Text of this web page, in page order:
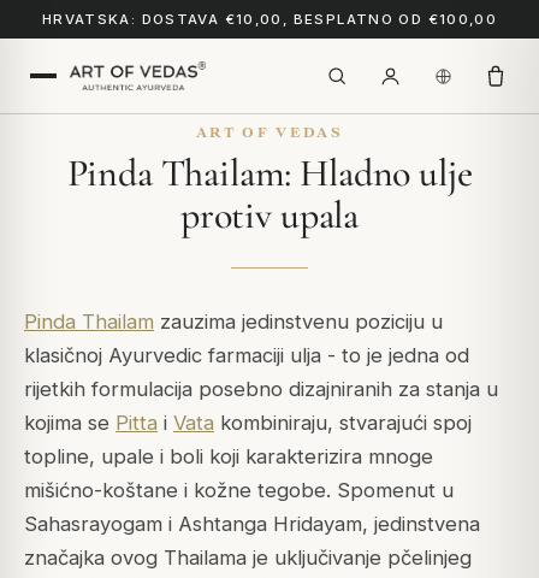
HRVATSKA: DOSTAVA €10,00, BESPLATNO OD €100,00
ART OF VEDAS
Pinda Thailam: Hladno ulje
protiv upala
Pinda Thailam zauzima jedinstvenu poziciju u
klasičnoj Ayurvedic farmaciji ulja - to je jedna od
rijetkih formulacija posebno dizajniranih za stanja u
kojima se Pitta i Vata kombiniraju, stvarajući spoj
topline, upale i boli koji karakterizira mnoge
mišićno-koštane i kožne tegobe. Spomenut u
Sahasrayogam i Ashtanga Hridayam, jedinstvena
značajka ovog Thailama je uključivanje pčelinjeg